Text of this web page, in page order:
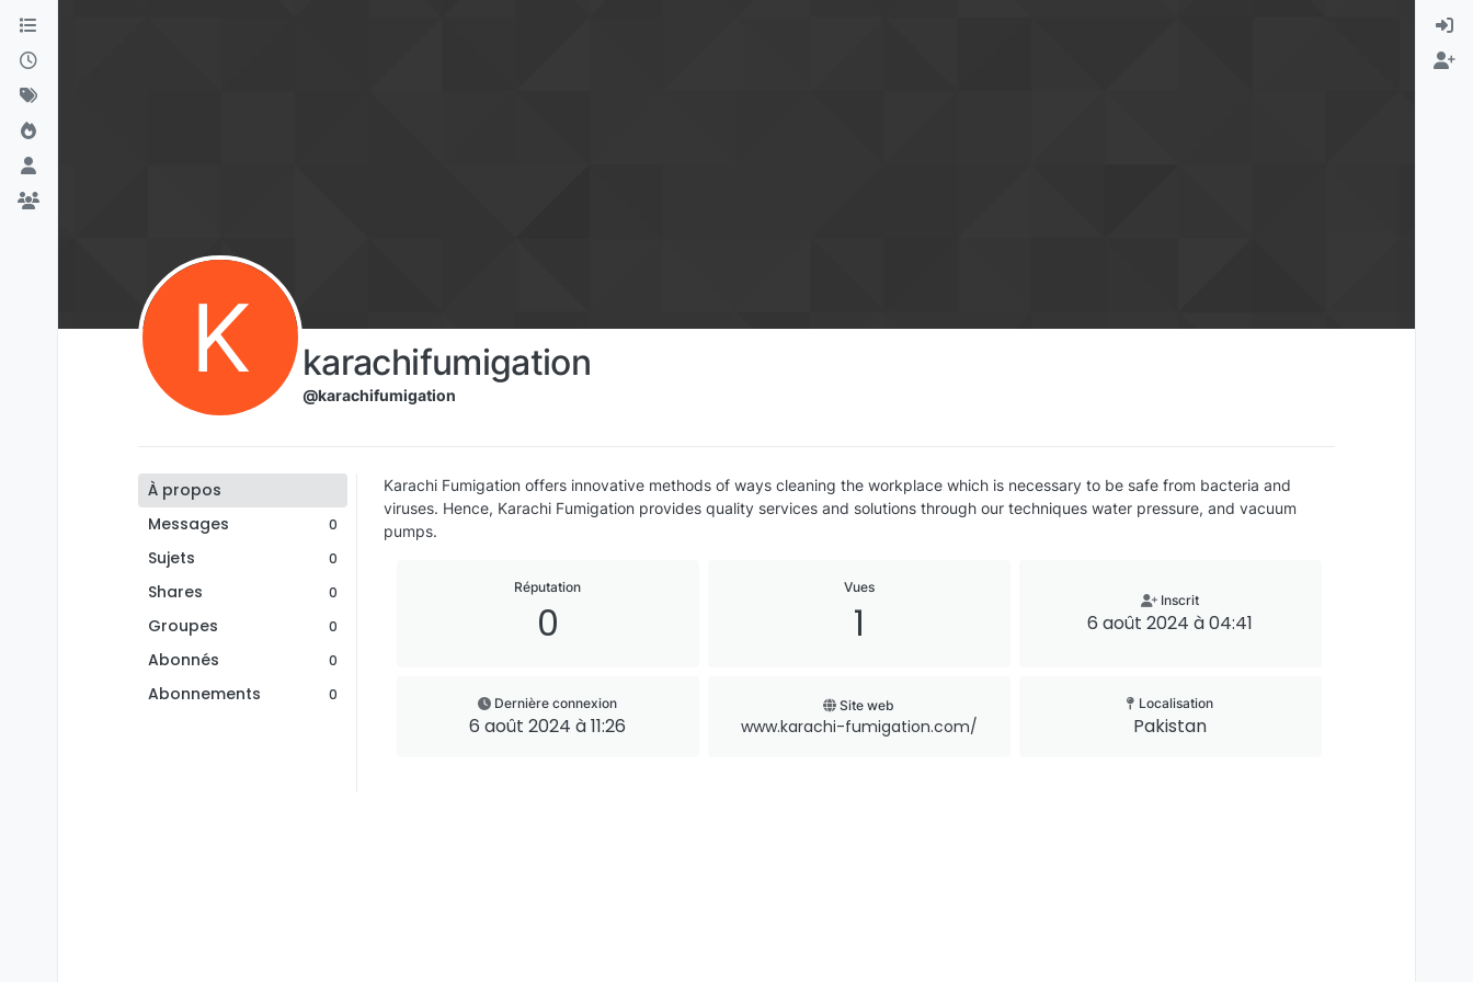
Aller directement au contenu
K karachifumigation
@karachifumigation
À propos
Messages
0
Sujets 0
Shares 0
Groupes 0
Abonnés 0
Abonnements 0
Karachi Fumigation offers innovative methods of ways cleaning the workplace which is necessary to be safe from bacteria and
viruses. Hence, Karachi Fumigation provides quality services and solutions through our techniques water pressure, and vacuum
pumps.
Réputation
0
Vues
1 Inscrit
6 août 2024 à 04:41
Dernière connexion
6 août 2024 à 11:26
Site web
www.karachi-fumigation.com/
Localisation
Pakistan